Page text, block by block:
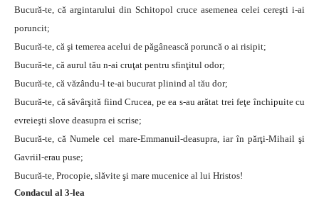
Bucură-te, că argintarului din Schitopol cruce asemenea celei cereşti i-ai
poruncit;
Bucură-te, că şi temerea acelui de păgânească poruncă o ai risipit;
Bucură-te, că aurul tău n-ai cruţat pentru sfinţitul odor;
Bucură-te, că văzându-l te-ai bucurat plinind al tău dor;
Bucură-te, că săvârşită fiind Crucea, pe ea s-au arătat trei feţe închipuite cu
evreieşti slove deasupra ei scrise;
Bucură-te, că Numele cel mare-Emmanuil-deasupra, iar în părţi-Mihail şi
Gavriil-erau puse;
Bucură-te, Procopie, slăvite şi mare mucenice al lui Hristos!
Condacul al 3-lea